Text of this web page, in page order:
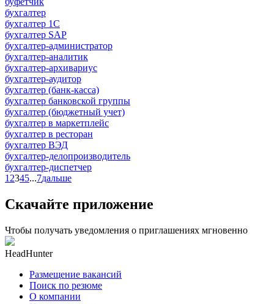
бухгалтер
бухгалтер 1C
бухгалтер SAP
бухгалтер-администратор
бухгалтер-аналитик
бухгалтер-архивариус
бухгалтер-аудитор
бухгалтер (банк-касса)
бухгалтер банковской группы
бухгалтер (бюджетный учет)
бухгалтер в маркетплейс
бухгалтер в ресторан
бухгалтер ВЭД
бухгалтер-делопроизводитель
бухгалтер-диспетчер
1 2345...7дальше
Скачайте приложение
Чтобы получать уведомления о приглашениях мгновенно
HeadHunter
Размещение вакансий
Поиск по резюме
О компании